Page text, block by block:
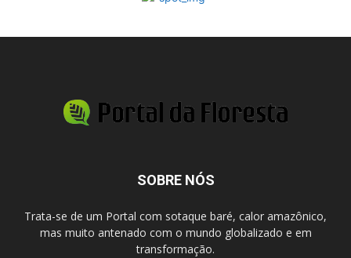
SOBRE NÓS
Trata-se de um Portal com sotaque baré, calor amazônico,
mas muito antenado com o mundo globalizado e em
transformação.